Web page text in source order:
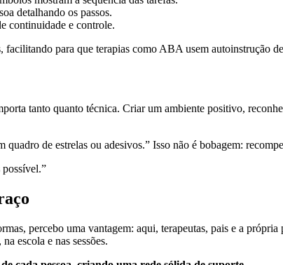
detalhando os passos.
continuidade e controle.
para que terapias como ABA usem autoinstrução
tanto quanto técnica. Criar um ambiente positivo,
de estrelas ou adesivos.” Isso não é bobagem:
percebo uma vantagem: aqui, terapeutas, pais e a
escola e nas sessões.